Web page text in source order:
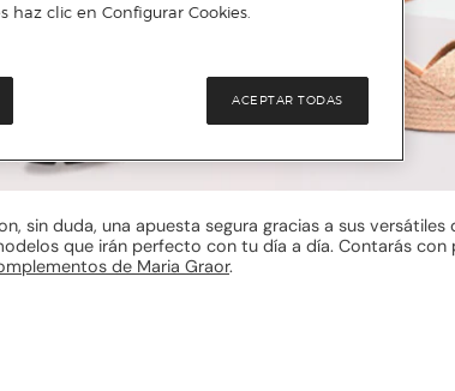
sin duda, una apuesta segura gracias a sus
que irán perfecto con tu día a día. Contarás con
de Maria Graor.
haz clic en Configurar Cookies.
ACEPTAR TODAS